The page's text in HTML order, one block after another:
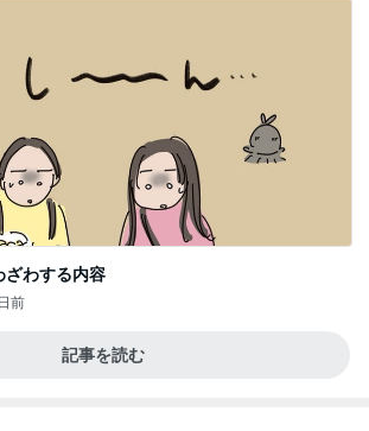
ざわする内容
前
記事を読む